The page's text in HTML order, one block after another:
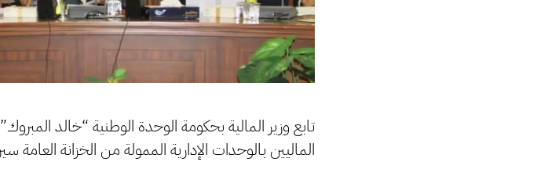
تابع وزير المالية بحكومة الوحدة الوطنية “خالد
الماليين بالوحدات الإدارية الممولة من الخزانة العامة